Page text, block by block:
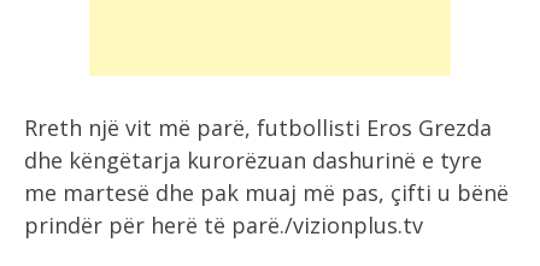
Rreth një vit më parë, futbollisti Eros Grezda
dhe këngëtarja kurorëzuan dashurinë e tyre
me martesë dhe pak muaj më pas, çifti u bënë
prindër për herë të parë./vizionplus.tv